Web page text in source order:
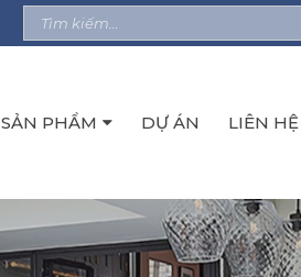
SẢN PHẨM DỰ ÁN LIÊN HỆ